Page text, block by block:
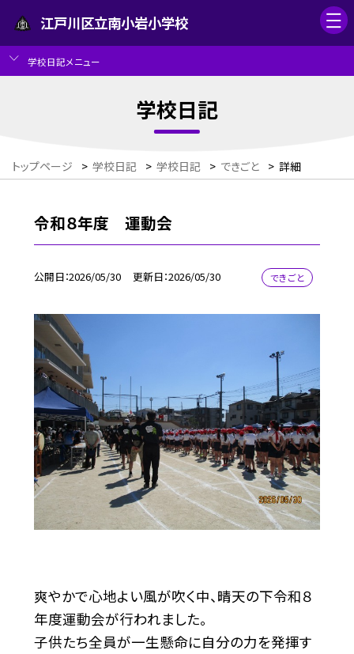
江戸川区立南小岩小学校
学校日記メニュー
学校日記
トップページ > 学校日記 > 学校日記 > できごと > 詳細
令和８年度 運動会
公開日 2026/05/30 更新日 2026/05/30 できごと
爽やかで心地よい風が吹く中、晴天の下令和８
年度運動会が行われました。
子供たち全員が一生懸命に自分の力を発揮す